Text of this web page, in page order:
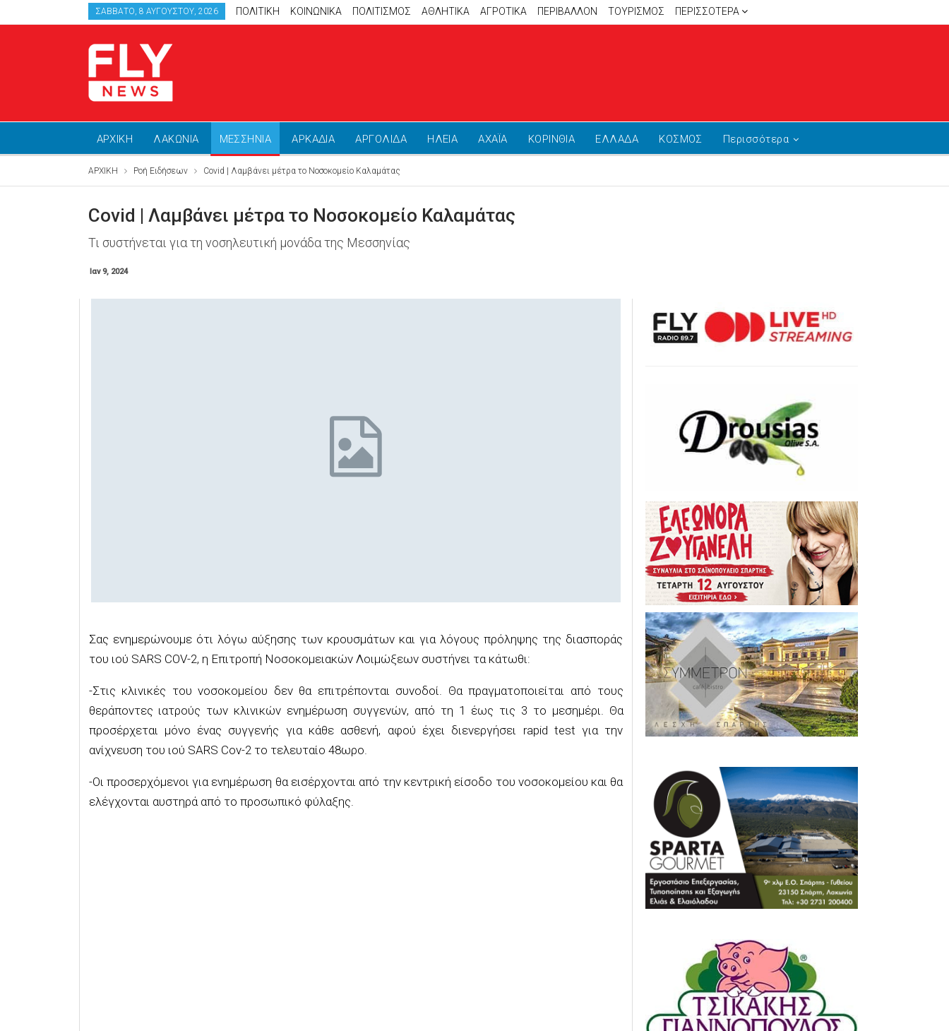
ΣΆΒΒΑΤΟ, 8 ΑΥΓΟΎΣΤΟΥ, 2026 ΠΟΛΙΤΙΚΗ ΚΟΙΝΩΝΙΚΑ ΠΟΛΙΤΙΣΜΟΣ ΑΘΛΗΤΙΚΆ ΑΓΡΟΤΙΚΑ ΠΕΡΙΒΑΛΛΟΝ ΤΟΥΡΙΣΜΟΣ ΠΕΡΙΣΣΌΤΕΡΑ
ΑΡΧΙΚΗ ΛΑΚΩΝΙΑ ΜΕΣΣΗΝΙΑ ΑΡΚΑΔΙΑ ΑΡΓΟΛΙΔΑ ΗΛΕΙΑ ΑΧΑΪΑ ΚΟΡΙΝΘΙΑ ΕΛΛΑΔΑ ΚΟΣΜΟΣ Περισσότερα
ΑΡΧΙΚΗ Ροή Ειδήσεων Covid | Λαμβάνει μέτρα το Νοσοκομείο Καλαμάτας
Covid | Λαμβάνει μέτρα το Νοσοκομείο Καλαμάτας
Τι συστήνεται για τη νοσηλευτική μονάδα της Μεσσηνίας
Ιαν 9, 2024
Σας ενημερώνουμε ότι λόγω αύξησης των κρουσμάτων και για λόγους πρόληψης της διασποράς
του ιού SARS COV-2, η Επιτροπή Νοσοκομειακών Λοιμώξεων συστήνει τα κάτωθι:
-Στις κλινικές του νοσοκομείου δεν θα επιτρέπονται συνοδοί. Θα πραγματοποιείται από τους
θεράποντες ιατρούς των κλινικών ενημέρωση συγγενών, από τη 1 έως τις 3 το μεσημέρι. Θα
προσέρχεται μόνο ένας συγγενής για κάθε ασθενή, αφού έχει διενεργήσει rapid test για την
ανίχνευση του ιού SARS Cov-2 το τελευταίο 48ωρο.
-Οι προσερχόμενοι για ενημέρωση θα εισέρχονται από την κεντρική είσοδο του νοσοκομείου και θα
ελέγχονται αυστηρά από το προσωπικό φύλαξης.